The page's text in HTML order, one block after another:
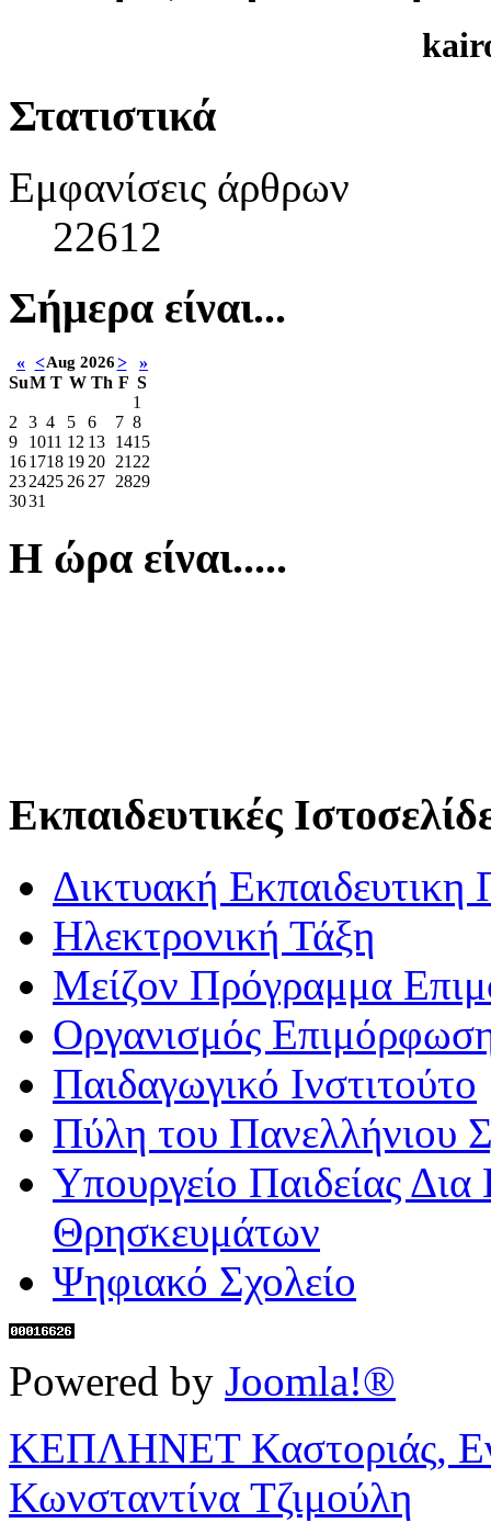
Στατιστικά
Εμφανίσεις άρθρων
22612
Σήμερα είναι...
« <Aug 2026>
»
SuM T W Th F S
1
2
3 4 5 6 7 8
9
1011 12 13 1415
161718 19 20 21 22
232425 26 27 2829
3031
Η ώρα είναι.....
Εκπαιδευτικές
Δικτυακή
Ηλεκτρονική Τάξη
Μείζον Πρόγραμμα
Οργανισμός
Παιδαγωγικό Ινστιτούτο
Πύλη του Πανελλήνιου
Υπουργείο Παιδείας
Θρησκευμάτων
Ψηφιακό Σχολείο
Powered by Joomla!®
ΚΕΠΛΗΝΕΤ Καστοριάς,
Κωνσταντίνα Τζιμούλη